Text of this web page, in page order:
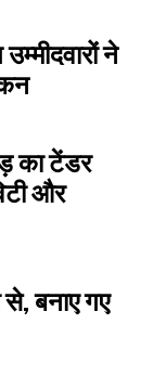
ने
का टेंडर
और
से, बनाए गए